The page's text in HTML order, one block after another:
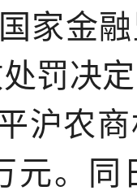
家金
罚决
沪农
元。